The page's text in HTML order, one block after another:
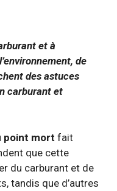
et à
de
des astuces
carburant et
point mort fait
que cette
du carburant et de
tandis que d’autres